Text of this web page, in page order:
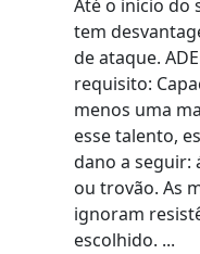
Até o início do
tem
de ataque.
requisito:
menos uma
esse talento,
dano a seguir:
ou trovão. As
ignoram
escolhido. ...